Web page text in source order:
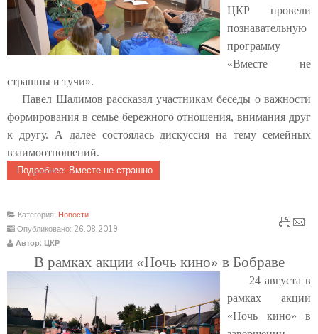
ЦКР провели
познавательную
программу
«Вместе не
страшны и тучи».
Павел Шалимов рассказал участникам беседы о важности
формирования в семье бережного отношения, внимания друг
к другу. А далее состоялась дискуссия на тему семейных
взаимоотношений.
Подробнее: Вместе не страшно
Категория: Новости
Опубликовано: 26.08.2019
Автор: ЦКР
В рамках акции «Ночь кино» в Бобраве
24 августа в
рамках акции
«Ночь кино» в